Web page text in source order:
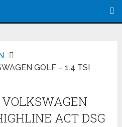
GOLF – 1.4 TSI
ACT DSG